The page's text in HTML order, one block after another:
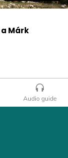
Márk
Audio guide